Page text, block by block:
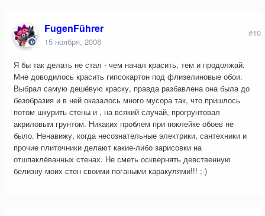
FugenFührer
15 ноября, 2006
#10
Я бы так делать не стал - чем начал красить, тем и продолжай.
Мне доводилось красить гипсокартон под флизелиновые обои.
Выбрал самую дешёвую краску, правда разбавлена она была до
безобразия и в ней оказалось много мусора так, что пришлось
потом шкурить стены и , на всякий случай, прогрунтовал
акриловым грунтом. Никаких проблем при поклейке обоев не
было. Ненавижу, когда несознательные электрики, сантехники и
прочие плиточники делают какие-либо зарисовки на
отшпаклёванных стенах. Не сметь осквернять девственную
белизну моих стен своими погаными каракулями!!! ;-)